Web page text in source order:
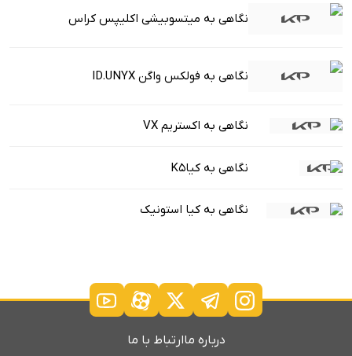
نگاهی به میتسوبیشی اکلیپس کراس
نگاهی به فولکس واگن ID.UNYX
نگاهی به اکستریم VX
نگاهی به کیاK5
نگاهی به کیا استونیک
درباره ماارتباط با ما